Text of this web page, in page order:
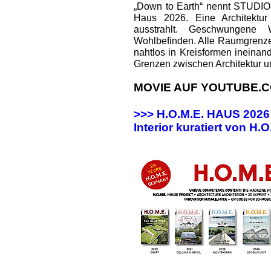
„Down to Earth“ nennt
Haus 2026. Eine
ausstrahlt.
Wohlbefinden. Alle
nahtlos in Kreisformen
Grenzen zwischen Architektur
MOVIE AUF
>>> H.O.M.E. HAUS
Interior kuratiert von